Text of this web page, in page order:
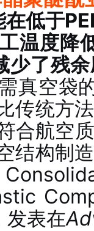
低于
温度降
少了残
真空袋
传统方
合航空
结构制
发表在